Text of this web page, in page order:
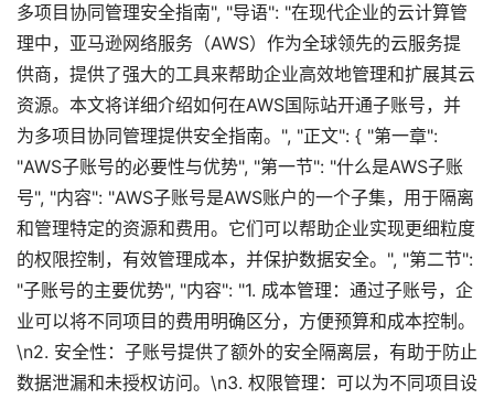
多项目协同管理安全指南", "导语": "在现代企业的云计算管
理中，亚马逊网络服务（AWS）作为全球领先的云服务提
供商，提供了强大的工具来帮助企业高效地管理和扩展其云
资源。本文将详细介绍如何在AWS国际站开通子账号，并
为多项目协同管理提供安全指南。", "正文": { "第一章":
"AWS子账号的必要性与优势", "第一节": "什么是AWS子账
号", "内容": "AWS子账号是AWS账户的一个子集，用于隔离
和管理特定的资源和费用。它们可以帮助企业实现更细粒度
的权限控制，有效管理成本，并保护数据安全。", "第二节":
"子账号的主要优势", "内容": "1. 成本管理：通过子账号，企
业可以将不同项目的费用明确区分，方便预算和成本控制。
\n2. 安全性：子账号提供了额外的安全隔离层，有助于防止
数据泄漏和未授权访问。\n3. 权限管理：可以为不同项目设